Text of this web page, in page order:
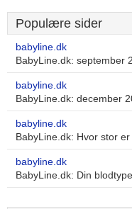
Populære sider
babyline.dk
BabyLine.dk: september
babyline.dk
BabyLine.dk: december
babyline.dk
BabyLine.dk: Hvor stor
babyline.dk
BabyLine.dk: Din